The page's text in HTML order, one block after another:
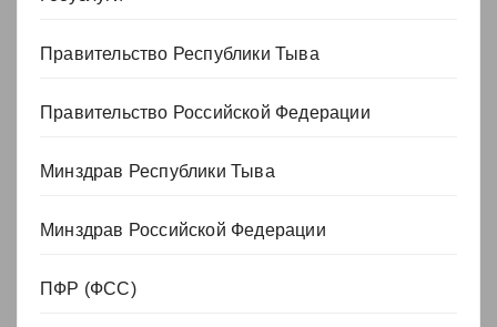
Правительство Республики Тыва
Правительство Российской Федерации
Минздрав Республики Тыва
Минздрав Российской Федерации
ПФР (ФСС)